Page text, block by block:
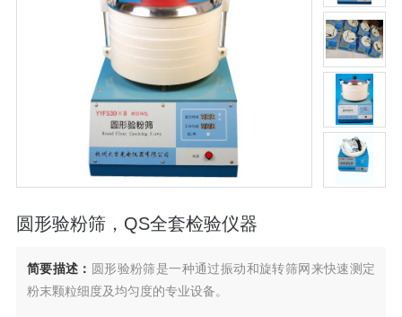
圆形验粉筛，QS全套检验仪器
简要描述： 圆形验粉筛是一种通过振动和旋转筛网来快速测定
粉末颗粒细度及均匀度的专业设备。